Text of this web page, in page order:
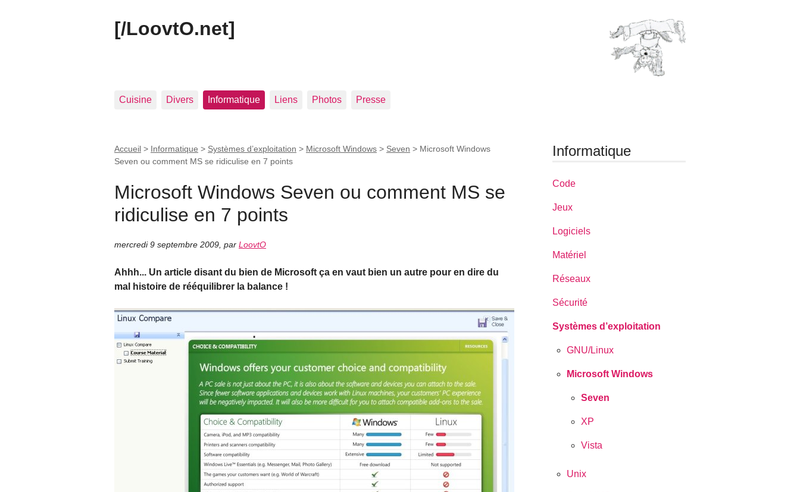
[/LoovtO.net]
Cuisine Divers Informatique Liens Photos Presse
Accueil > Informatique > Systèmes d’exploitation > Microsoft Windows > Seven > Microsoft Windows
Seven ou comment MS se ridiculise en 7 points
Microsoft Windows Seven ou comment MS se
ridiculise en 7 points
mercredi 9 septembre 2009 par LoovtO
Ahhh... Un article disant du bien de Microsoft ça en vaut bien un autre pour en dire du
mal histoire de rééquilibrer la balance !
Informatique
Code
Jeux
Logiciels
Matériel
Réseaux
Sécurité
Systèmes d’exploitation
GNU/Linux
Microsoft Windows
Seven
XP
Vista
Unix